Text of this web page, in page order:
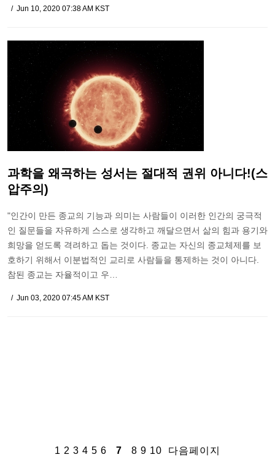
Jun 10, 2020 07:38 AM KST
과학을 왜곡하는 성서는 절대적 권위 아니다!(스
압주의)
"인간이 만든 종교의 기능과 의미는 사람들이 이러한 인간의 궁극적
인 질문들을 자유하게 스스로 생각하고 깨달으면서 삶의 힘과 용기와
희망을 얻도록 격려하고 돕는 것이다. 종교는 자신의 종교체제를 보
호하기 위해서 이분법적인 교리로 사람들을 통제하는 것이 아니다.
참된 종교는 자율적이고 우…
Jun 03, 2020 07:45 AM KST
1 2 3 4 5 6 7 8 9 10 다음페이지